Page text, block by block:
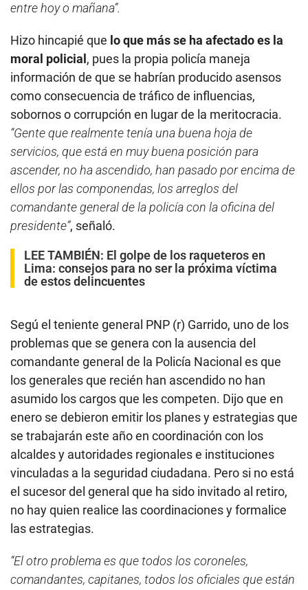
entre hoy o mañana”.
Hizo hincapié que lo que más se ha afectado es la
moral policial , pues la propia policía maneja
información de que se habrían producido asensos
como consecuencia de tráfico de influencias,
sobornos o corrupción en lugar de la meritocracia.
“Gente que realmente tenía una buena hoja de
servicios, que está en muy buena posición para
ascender, no ha ascendido, han pasado por encima de
ellos por las componendas, los arreglos del
comandante general de la policía con la oficina del
presidente”, señaló.
LEE TAMBIÉN: El golpe de los raqueteros en
Lima: consejos para no ser la próxima víctima
de estos delincuentes
Segú el teniente general PNP (r) Garrido, uno de los
problemas que se genera con la ausencia del
comandante general de la Policía Nacional es que
los generales que recién han ascendido no han
asumido los cargos que les competen. Dijo que en
enero se debieron emitir los planes y estrategias que
se trabajarán este año en coordinación con los
alcaldes y autoridades regionales e instituciones
vinculadas a la seguridad ciudadana. Pero si no está
el sucesor del general que ha sido invitado al retiro,
no hay quien realice las coordinaciones y formalice
las estrategias.
“El otro problema es que todos los coroneles,
comandantes, capitanes, todos los oficiales que están